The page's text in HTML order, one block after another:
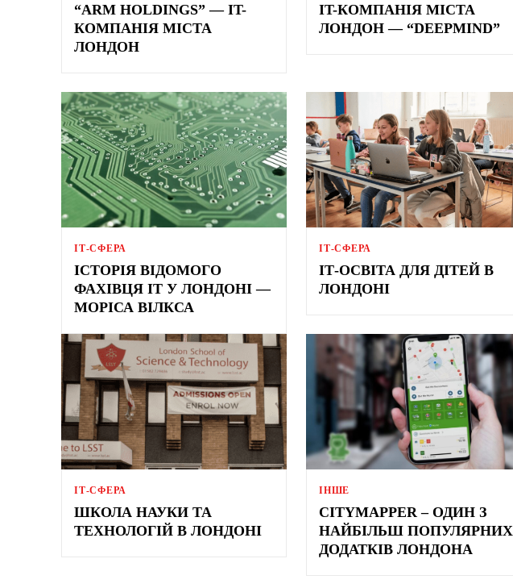
“ARM HOLDINGS” — IT-
КОМПАНІЯ МІСТА
ЛОНДОН
IT-КОМПАНІЯ МІСТА
ЛОНДОН — “DEEPMIND”
ІТ-СФЕРА
ІСТОРІЯ ВІДОМОГО
ФАХІВЦЯ IT У ЛОНДОНІ —
МОРІСА ВІЛКСА
ІТ-СФЕРА
ІТ-ОСВІТА ДЛЯ ДІТЕЙ В
ЛОНДОНІ
ІТ-СФЕРА
ШКОЛА НАУКИ ТА
ТЕХНОЛОГІЙ В ЛОНДОНІ
ІНШЕ
CITYMAPPER – ОДИН З
НАЙБІЛЬШ ПОПУЛЯРНИХ
ДОДАТКІВ ЛОНДОНА